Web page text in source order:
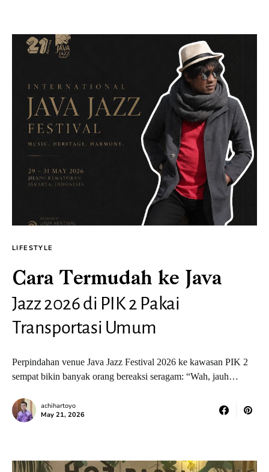
LIFESTYLE
Cara Termudah ke Java
Jazz 2026 di PIK 2 Pakai
Transportasi Umum
Perpindahan venue Java Jazz Festival 2026 ke kawasan PIK 2
sempat bikin banyak orang bereaksi seragam: “Wah, jauh…
achihartoyo
May 21, 2026